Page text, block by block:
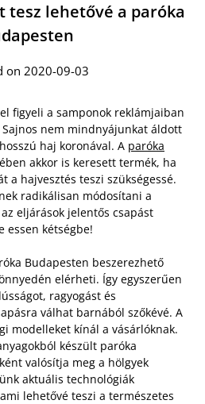
tesz lehetővé a paróka
on 2020-09-03
figyeli a samponok reklámjaiban
nem mindnyájunkat áldott
haj koronával. A paróka
akkor is keresett termék, ha
a hajvesztés teszi szükségessé.
radikálisan módosítani a
eljárások jelentős csapást
essen kétségbe!
Budapesten beszerezhető
elérheti. Így egyszerűen
ragyogást és
válhat barnából szőkévé. A
modelleket kínál a vásárlóknak.
készült paróka
valósítja meg a hölgyek
aktuális technológiák
lehetővé teszi a természetes